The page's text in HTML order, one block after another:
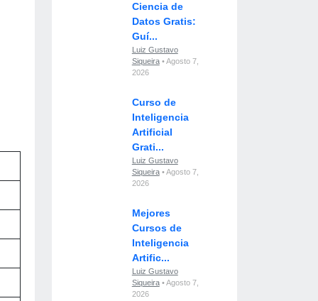
Ciencia de
Datos Gratis:
Guí...
Luiz Gustavo
Siqueira• Agosto 7,
2026
Curso de
Inteligencia
Artificial
Grati...
Luiz Gustavo
Siqueira• Agosto 7,
2026
Mejores
Cursos de
Inteligencia
Artific...
Luiz Gustavo
Siqueira• Agosto 7,
2026